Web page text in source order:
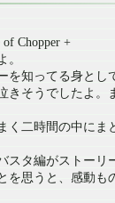
Chopper +
。
を知ってる身とし
きそうでしたよ。
く二時間の中にま
スタ編がストーリ
を思うと、感動も